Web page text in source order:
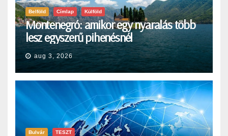
Belföld Címlap Külföld
Montenegró: amikor egy nyaralás több
lesz egyszerű pihenésnél
aug 3, 2026
Bulvár TESZT